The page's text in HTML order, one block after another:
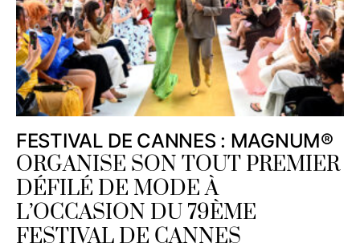
FESTIVAL DE CANNES : MAGNUM®
ORGANISE SON TOUT PREMIER
DÉFILÉ DE MODE À
L’OCCASION DU 79ÈME
FESTIVAL DE CANNES